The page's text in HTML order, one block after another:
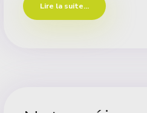
Lire la suite...